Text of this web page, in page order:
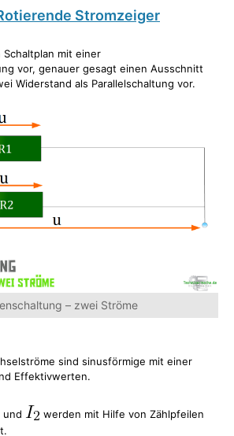
Stromzeiger
mit einer
vor, genauer gesagt einen Ausschnitt
Widerstand als Parallelschaltung vor.
– zwei Ströme
sind sinusförmige mit einer
Effektivwerten.
und
werden mit Hilfe von Zählpfeilen